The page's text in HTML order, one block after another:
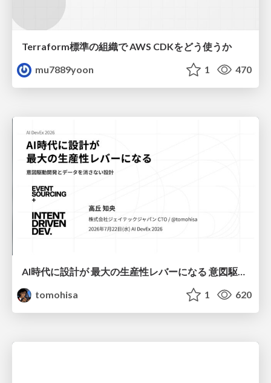
Terraform標準の組織で AWS CDKをどう使うか
mu7889yoon
1 470
AI時代に設計が 最大の生産性レバーになる 意図駆動開発とデータを消さない設計｜Don't Delete Your Data or Your Intent — Design as the Deepest Lever in the AI Era
tomohisa
1 620